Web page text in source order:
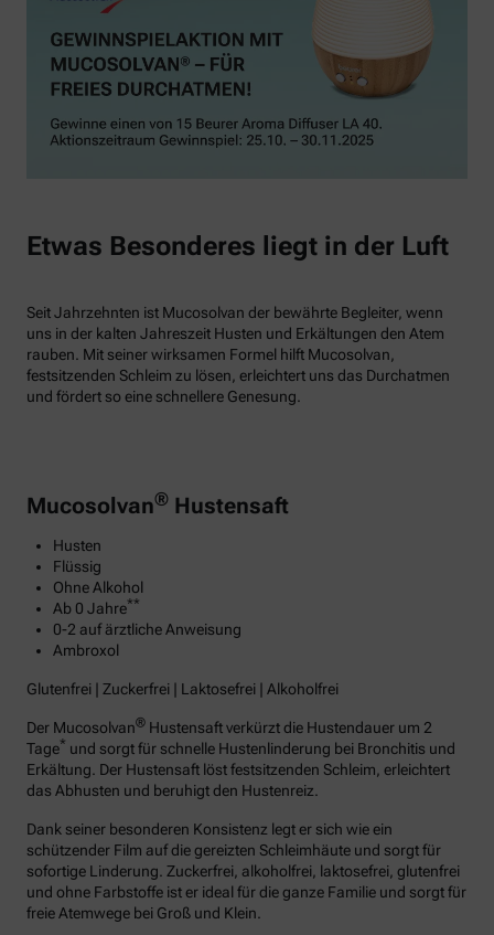
Etwas Besonderes liegt in der Luft
Seit Jahrzehnten ist Mucosolvan der bewährte Begleiter, wenn
uns in der kalten Jahreszeit Husten und Erkältungen den Atem
rauben. Mit seiner wirksamen Formel hilft Mucosolvan,
festsitzenden Schleim zu lösen, erleichtert uns das Durchatmen
und fördert so eine schnellere Genesung.
Mucosolvan® Hustensaft
Husten
Flüssig
Ohne Alkohol
Ab 0 Jahre**
0-2 auf ärztliche Anweisung
Ambroxol
Glutenfrei | Zuckerfrei | Laktosefrei | Alkoholfrei
Der Mucosolvan® Hustensaft verkürzt die Hustendauer um 2
Tage* und sorgt für schnelle Hustenlinderung bei Bronchitis und
Erkältung. Der Hustensaft löst festsitzenden Schleim, erleichtert
das Abhusten und beruhigt den Hustenreiz.
Dank seiner besonderen Konsistenz legt er sich wie ein
schützender Film auf die gereizten Schleimhäute und sorgt für
sofortige Linderung. Zuckerfrei, alkoholfrei, laktosefrei, glutenfrei
und ohne Farbstoffe ist er ideal für die ganze Familie und sorgt für
freie Atemwege bei Groß und Klein.